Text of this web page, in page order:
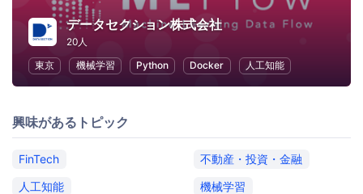
データセクション株式会社
20人
東京
機械学習 Python Docker 人工知能
興味があるトピック
FinTech
不動産・投資・金融
人工知能
機械学習